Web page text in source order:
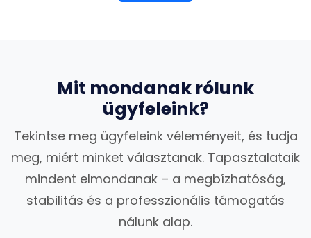
Mit mondanak rólunk
ügyfeleink?
Tekintse meg ügyfeleink véleményeit, és tudja
meg, miért minket választanak. Tapasztalataik
mindent elmondanak – a megbízhatóság,
stabilitás és a professzionális támogatás
nálunk alap.